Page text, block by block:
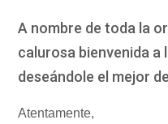
A nombre de toda la
calurosa bienvenida a
deseándole el mejor
Atentamente,